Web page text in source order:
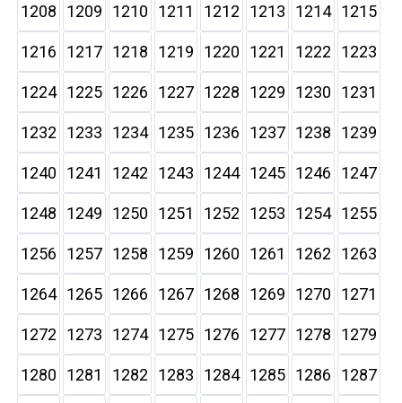
1208 1209 1210 1211 1212 1213 1214 1215
1216 1217 1218 1219 1220 1221 1222 1223
1224 1225 1226 1227 1228 1229 1230 1231
1232 1233 1234 1235 1236 1237 1238 1239
1240 1241 1242 1243 1244 1245 1246 1247
1248 1249 1250 1251 1252 1253 1254 1255
1256 1257 1258 1259 1260 1261 1262 1263
1264 1265 1266 1267 1268 1269 1270 1271
1272 1273 1274 1275 1276 1277 1278 1279
1280 1281 1282 1283 1284 1285 1286 1287